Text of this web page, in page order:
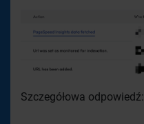
Szczegółowa odpowiedź: